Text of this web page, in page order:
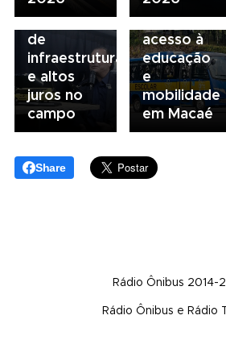
gargalos
de
infraestrutura
e altos
juros no
campo
fortalece
acesso à
educação
e
mobilidade
em Macaé
Share
Rádio Ônibus 2014-
Rádio Ônibus e Rádio